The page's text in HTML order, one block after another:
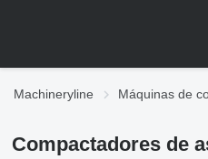
Machineryline Máquinas de
Compactadores de